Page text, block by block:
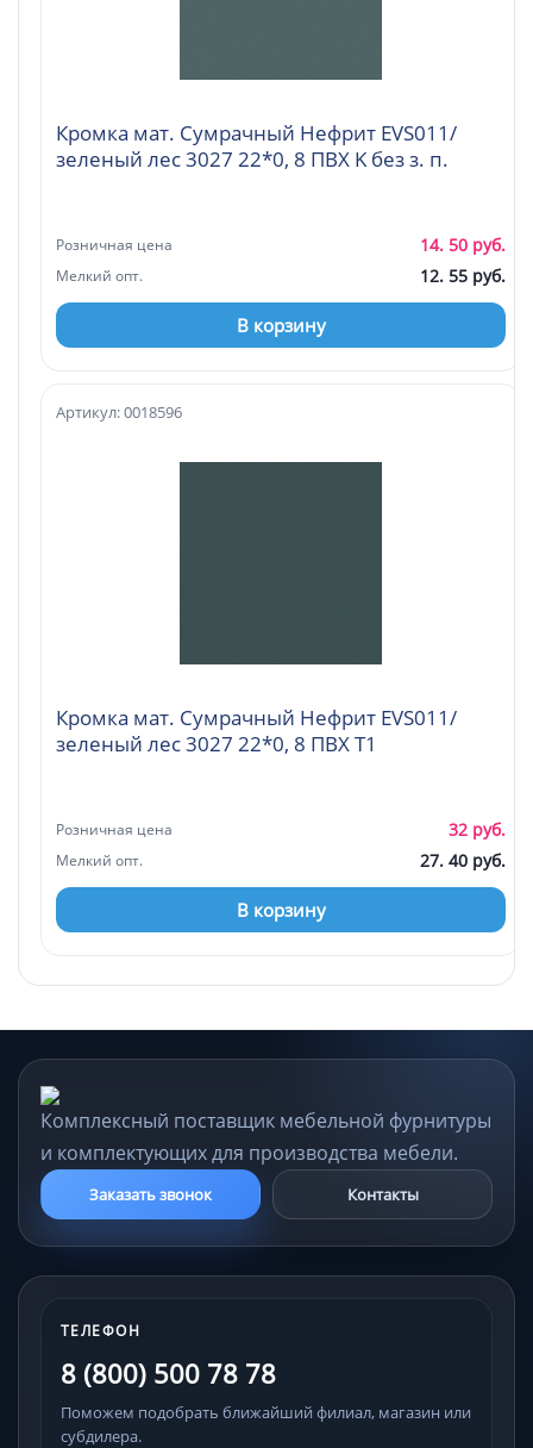
Кромка мат. Сумрачный Нефрит EVS011/
зеленый лес 3027 22*0, 8 ПВХ K без з. п.
Розничная цена 14. 50 руб.
Мелкий опт. 12. 55 руб.
В корзину
Кромка мат. Сумрачный Нефрит EVS011/
зеленый лес 3027 22*0, 8 ПВХ Т1
Артикул: 0018596
Розничная цена 32 руб.
Мелкий опт. 27. 40 руб.
В корзину
Комплексный поставщик мебельной фурнитуры
и комплектующих для производства мебели.
Заказать звонок Контакты
ТЕЛЕФОН
8 (800) 500 78 78
Поможем подобрать ближайший филиал, магазин или
субдилера.